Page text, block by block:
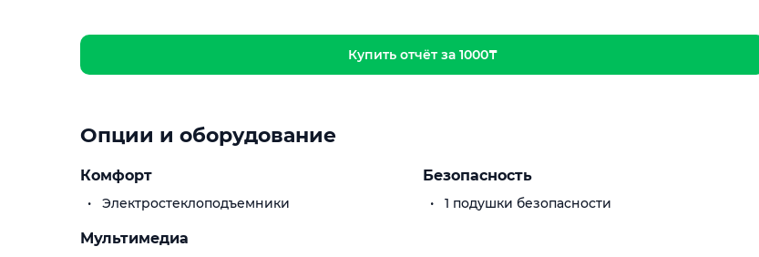
Купить отчёт за 1000₸
Опции и оборудование
Комфорт
Электростеклоподъемники
Безопасность
1 подушки безопасности
Мультимедиа